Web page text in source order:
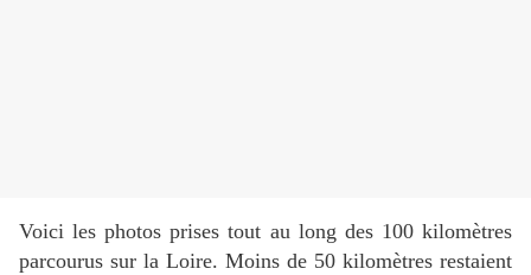
Voici les photos prises tout au long des 100 kilomètres
parcourus sur la Loire. Moins de 50 kilomètres restaient